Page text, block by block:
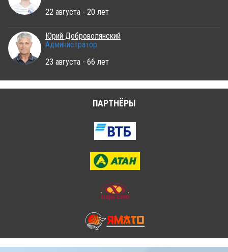
22 августа - 20 лет
Юрий Доброволянский
Администратор
23 августа - 66 лет
ПАРТНЁРЫ